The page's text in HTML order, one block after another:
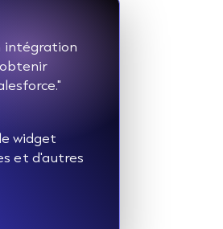
intégration
widget
et d'autres